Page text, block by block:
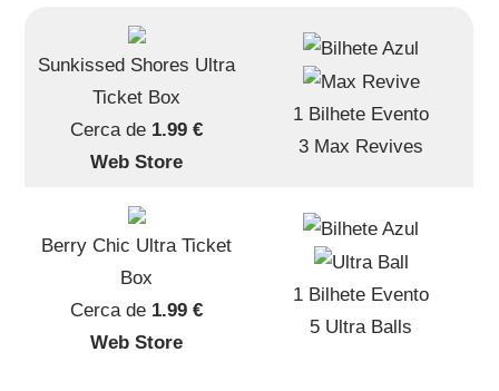
Sunkissed Shores Ultra
Ticket Box
Cerca de 1.99 €
Web Store
1 Bilhete Evento
3 Max Revives
Berry Chic Ultra Ticket
Box
Cerca de 1.99 €
Web Store
1 Bilhete Evento
5 Ultra Balls